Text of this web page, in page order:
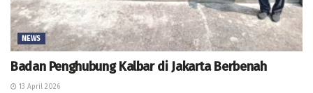
NEWS
Badan Penghubung Kalbar di Jakarta Berbenah
13 April 2026